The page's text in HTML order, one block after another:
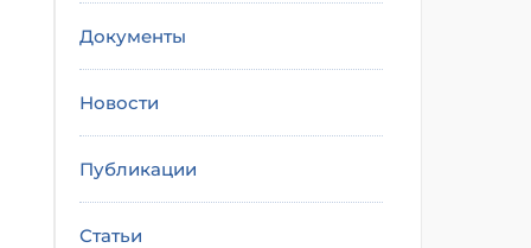
Документы
Новости
Публикации
Статьи